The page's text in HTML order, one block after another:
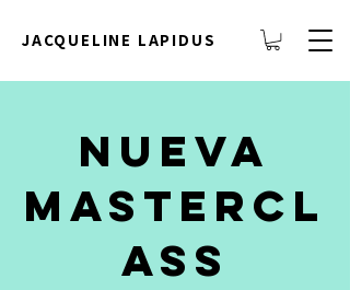
JACQUELINE LAPIDUS
Nueva
Mastercl
ass